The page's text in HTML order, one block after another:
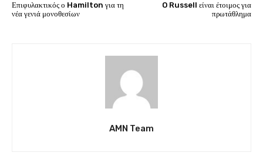
Επιφυλακτικός ο Hamilton για τη
νέα γενιά μονοθεσίων
O Russell είναι έτοιμος για
πρωτάθλημα
AMN Team